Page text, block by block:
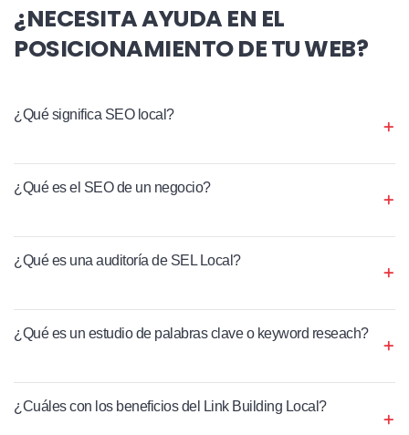
¿NECESITA AYUDA EN EL
POSICIONAMIENTO DE TU WEB?
¿Qué significa SEO local?
¿Qué es el SEO de un negocio?
¿Qué es una auditoría de SEL Local?
¿Qué es un estudio de palabras clave o keyword reseach?
¿Cuáles con los beneficios del Link Building Local?